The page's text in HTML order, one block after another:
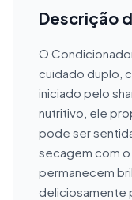
Descrição
O
cuidado duplo,
iniciado pelo
nutritivo, ele
pode ser
secagem com
permanecem
deliciosamente